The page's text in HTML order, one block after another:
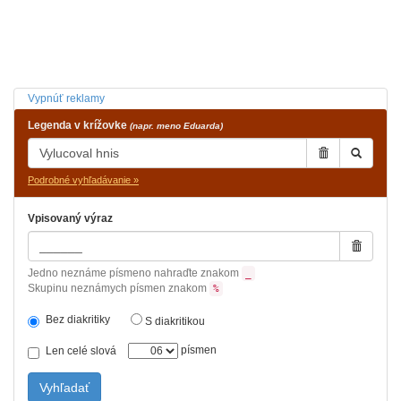
Vypnúť reklamy
Legenda v krížovke (napr. meno Eduarda)
Podrobné vyhľadávanie »
Vpisovaný výraz
Jedno neznáme písmeno nahraďte znakom
Skupinu neznámych písmen znakom %
Bez diakritiky S diakritikou
Len celé slová písmen
Vyhľadať